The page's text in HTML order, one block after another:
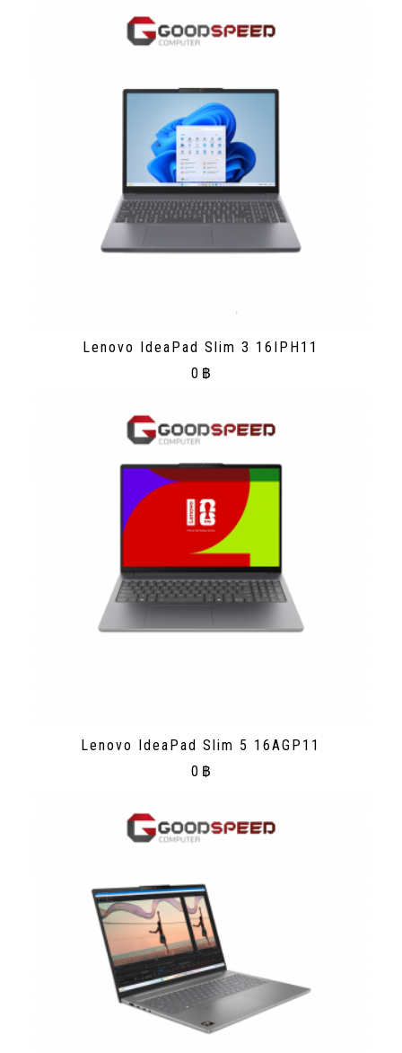
Lenovo IdeaPad Slim 3 16IPH11
0 ฿
Lenovo IdeaPad Slim 5 16AGP11
0 ฿